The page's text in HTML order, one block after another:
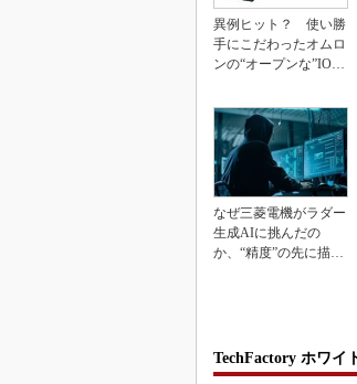
異例ヒット？ 使い勝
手にこだわったオムロ
ンの“オープンな”IO-L
なぜ三菱電機がラダー
生成AIに挑んだの
か、“精度”の先に描く
TechFactory ホワイ